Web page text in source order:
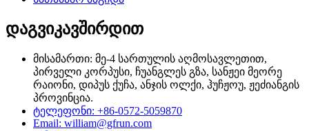
დაგვიკავშირდით
მისამართი: მე-4 სართულის აღმოსავლეთით,
პირველი კორპუსი, ჩუანგლეს გზა, სანჟეი მეორე
რაიონი, დიპუს ქუჩა, ანჯის ოლქი, ჰუჩჟოუ, ჟეძიანგის
პროვინცია.
ტელეფონი: +86-0572-5059870
Email: william@gfrun.com